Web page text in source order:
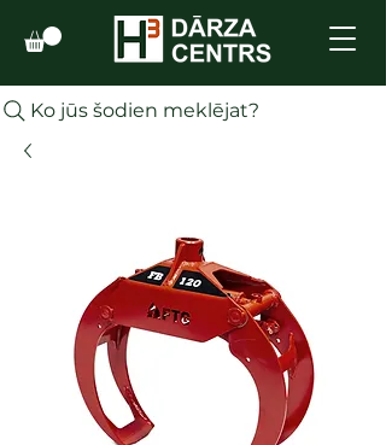
Ko jūs šodien meklējat?